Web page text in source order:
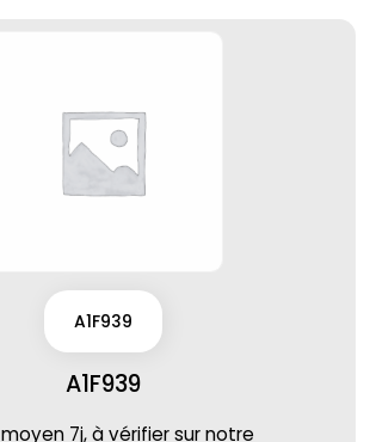
A1F939
A1F939
7j, à vérifier sur notre